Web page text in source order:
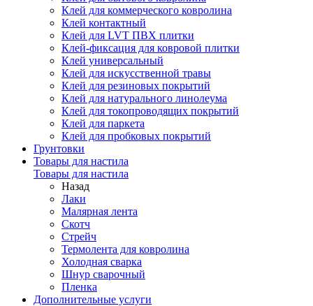
Клей для коммерческого ковролина
Клей контактный
Клей для LVT ПВХ плитки
Клей-фиксация для ковровой плитки
Клей универсальный
Клей для искусственной травы
Клей для резиновых покрытий
Клей для натурального линолеума
Клей для токопроводящих покрытий
Клей для паркета
Клей для пробковых покрытий
Грунтовки
Товары для настила
Товары для настила
Назад
Лаки
Малярная лента
Скотч
Стрейч
Термолента для ковролина
Холодная сварка
Шнур сварочный
Пленка
Дополнительные услуги